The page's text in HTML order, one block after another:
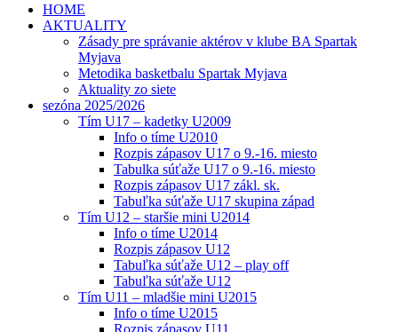
HOME
AKTUALITY
Zásady pre správanie aktérov v klube BA Spartak
Myjava
Metodika basketbalu Spartak Myjava
Aktuality zo siete
sezóna 2025/2026
Tím U17 – kadetky U2009
Info o tíme U2010
Rozpis zápasov U17 o 9.-16. miesto
Tabulka súťaže U17 o 9.-16. miesto
Rozpis zápasov U17 zákl. sk.
Tabuľka súťaže U17 skupina západ
Tím U12 – staršie mini U2014
Info o tíme U2014
Rozpis zápasov U12
Tabuľka súťaže U12 – play off
Tabuľka súťaže U12
Tím U11 – mladšie mini U2015
Info o tíme U2015
Rozpis zápasov U11